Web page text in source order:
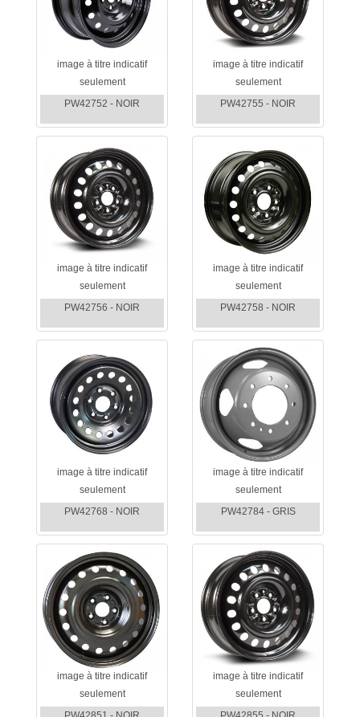
image à titre indicatif
seulement
PW42752 - NOIR
image à titre indicatif
seulement
PW42755 - NOIR
image à titre indicatif
seulement
PW42756 - NOIR
image à titre indicatif
seulement
PW42758 - NOIR
image à titre indicatif
seulement
PW42768 - NOIR
image à titre indicatif
seulement
PW42784 - GRIS
image à titre indicatif
seulement
image à titre indicatif
seulement